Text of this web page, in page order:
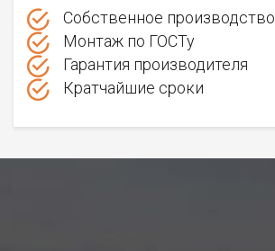
Собственное производство
Монтаж по ГОСТу
Гарантия производителя
Кратчайшие сроки